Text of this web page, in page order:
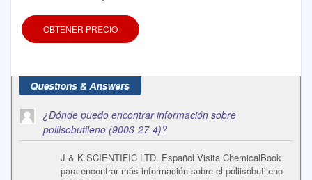
OBTENER PRECIO
¿Dónde puedo encontrar información sobre
poliisobutileno (9003-27-4)?
J & K SCIENTIFIC LTD. Español Visita ChemicalBook
para encontrar más información sobre el poliisobutileno